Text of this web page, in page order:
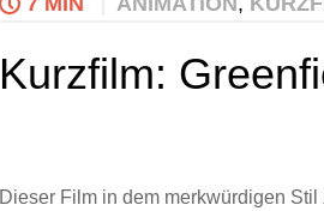
Kurzfilm:
Dieser Film in dem merkwürdigen